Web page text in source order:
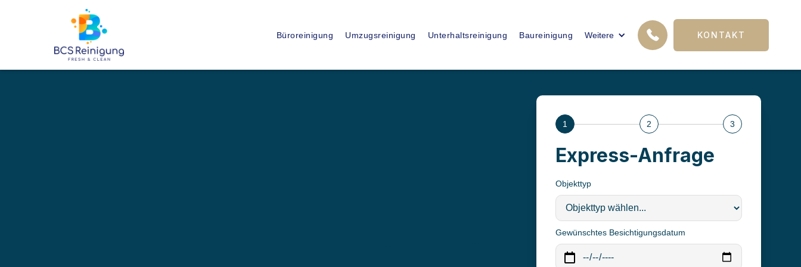
Büroreinigung Umzugsreinigung Unterhaltsreinigung Baureinigung Weitere KONTAKT
1 2 3
Express-Anfrage
Objekttyp
Gewünschtes Besichtigungsdatum
6500
BETREUTE OBJEKTE 15+ 12
FACHKRÄFTE